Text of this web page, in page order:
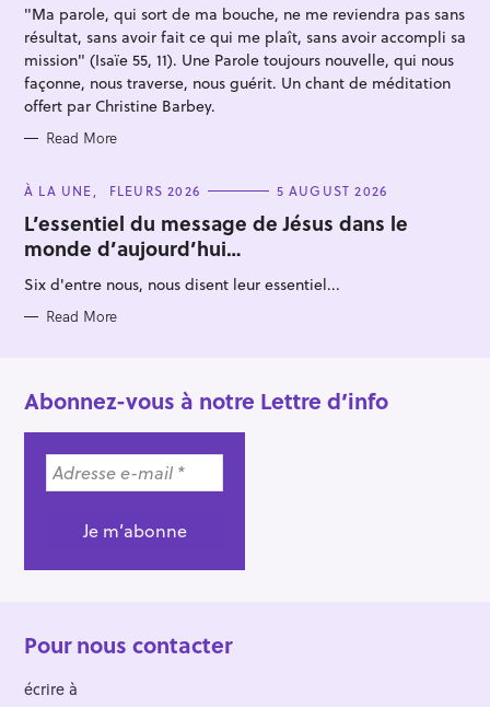
E
"Ma parole, qui sort de ma bouche, ne me reviendra pas sans
résultat, sans avoir fait ce qui me plaît, sans avoir accompli sa
mission" (Isaïe 55, 11). Une Parole toujours nouvelle, qui nous
façonne, nous traverse, nous guérit. Un chant de méditation
offert par Christine Barbey.
Read More
C
T
E
G
O
R
I
S
À LA UNE FLEURS 2026 5 AUGUST 2026
L’essentiel du message de Jésus dans le
monde d’aujourd’hui…
Six d'entre nous, nous disent leur essentiel...
Read More
Abonnez-vous à notre Lettre d’info
Pour nous contacter
écrire à
h
f
o
r
: